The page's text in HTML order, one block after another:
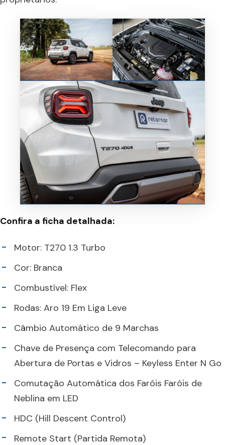
Confira a ficha detalhada:
Motor: T270 1.3 Turbo
Cor: Branca
Combustível: Flex
Rodas: Aro 19 Em Liga Leve
Câmbio Automático de 9 Marchas
Chave de Presença com Telecomando para
Abertura de Portas e Vidros – Keyless Enter N Go
Comutação Automática dos Faróis Faróis de
Neblina em LED
HDC (Hill Descent Control)
Remote Start (Partida Remota)